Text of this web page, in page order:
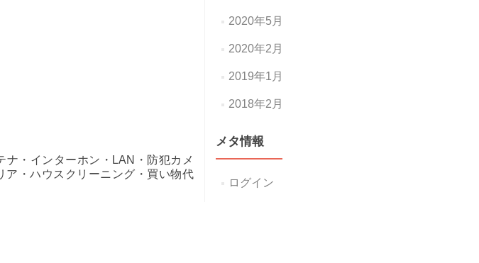
ナ・インターホン・LAN・防犯カメ
ア・ハウスクリーニング・買い物代
2020年5月
2020年2月
2019年1月
2018年2月
メタ情報
ログイン